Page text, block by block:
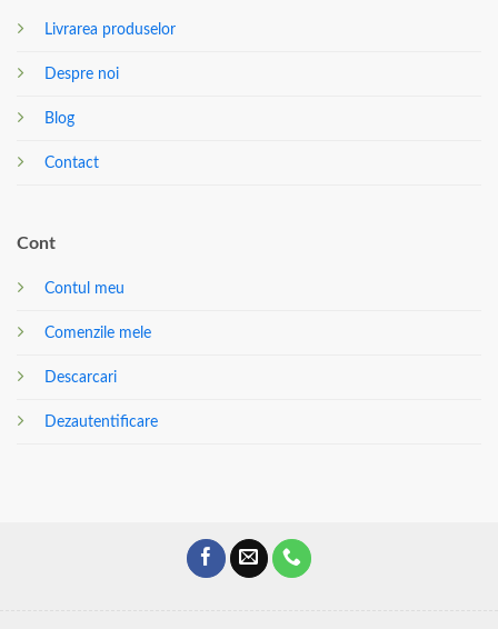
Livrarea produselor
Despre noi
Blog
Contact
Cont
Contul meu
Comenzile mele
Descarcari
Dezautentificare